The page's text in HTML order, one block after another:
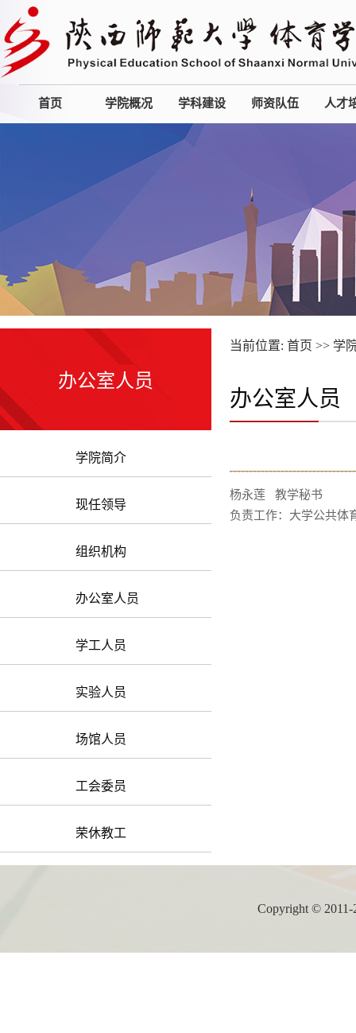
首页 学院概况 学科建设 师资队伍 人才
办公室人员
学院简介
现任领导
组织机构
办公室人员
学工人员
实验人员
场馆人员
工会委员
荣休教工
当前位置: 首页 >> 学
办公室人员
杨永莲 教学秘书
负责工作：大学公共体
Copyright ©